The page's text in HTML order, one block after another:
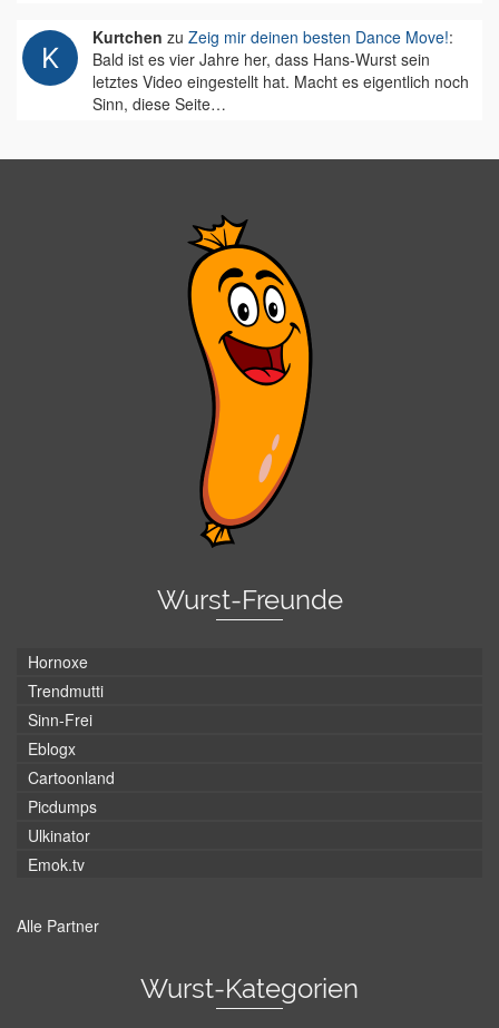
Kurtchen zu Zeig mir deinen besten Dance Move!:
Bald ist es vier Jahre her, dass Hans-Wurst sein
letztes Video eingestellt hat. Macht es eigentlich noch
Sinn, diese Seite…
Wurst-Freunde
Hornoxe
Trendmutti
Sinn-Frei
Eblogx
Cartoonland
Picdumps
Ulkinator
Emok.tv
Alle Partner
Wurst-Kategorien